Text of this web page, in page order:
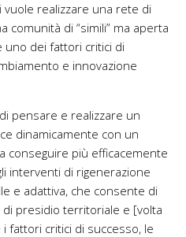
vuole realizzare una rete di
comunità di “simili” ma aperta
uno dei fattori critici di
e innovazione
pensare e realizzare un
dinamicamente con un
conseguire più efficacemente
interventi di rigenerazione
e adattiva, che consente di
di presidio territoriale e [volta
fattori critici di successo, le